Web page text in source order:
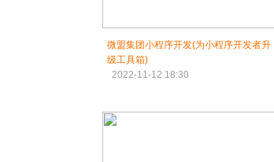
微盟集团小程序开发(为小程序开发者升
级工具箱)
2022-11-12 18:30